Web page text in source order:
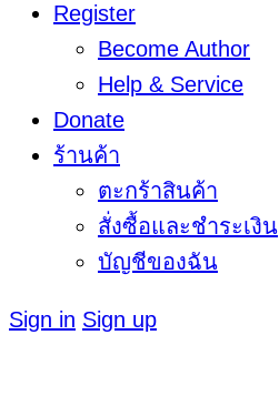
Register
Become Author
Help & Service
Donate
ร้านค้า
ตะกร้าสินค้า
สั่งซื้อและชำระเงิน
บัญชีของฉัน
Sign in Sign up